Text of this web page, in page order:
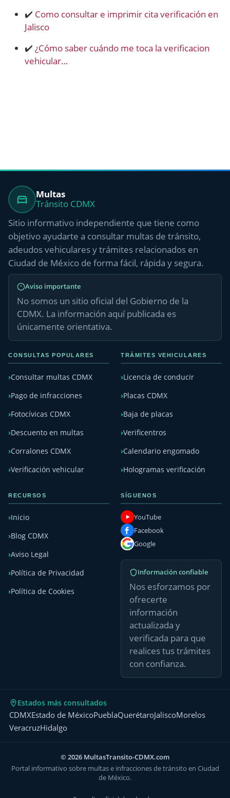
✔️ Como consultar e imprimir cita verificación en
Jalisco
✔️ ¿Cómo saber cuándo me toca la verificacion
vehicular…
Multas
Tránsito CDMX
Sitio informativo independiente que tiene como
objetivo ayudarte a consultar multas de tránsito,
adeudos vehiculares y trámites relacionados en
Ciudad de México de forma fácil, rápida y segura.
Aviso importante
No somos un sitio oficial del Gobierno de la
CDMX. La información aquí publicada es
únicamente orientativa.
CONSULTAS POPULARES
Consultar multas CDMX
Pago de infracciones
Fotocívicas CDMX
Descuento en multas
Corralones CDMX
Verificación vehicular
TRÁMITES VEHICULARES
Licencia de conducir
Placas CDMX
Baja de placas
Verificentros
Calendario engomado
Hologramas verificación
RECURSOS
Inicio
Blog CDMX
Aviso Legal
Política de Privacidad
Política de Cookies
SÍGUENOS
YouTube
Facebook
Google
Información confiable
Nos esforzamos por
ofrecerte
información
actualizada y
verificada para que
realices tus trámites
con confianza.
Estados más consultados
CDMXEstado de MéxicoPueblaQuerétaroJaliscoMorelos
VeracruzHidalgo
© 2026 MultasTransito-CDMX.com
Portal informativo sobre multas e infracciones de tránsito en Ciudad
de México.